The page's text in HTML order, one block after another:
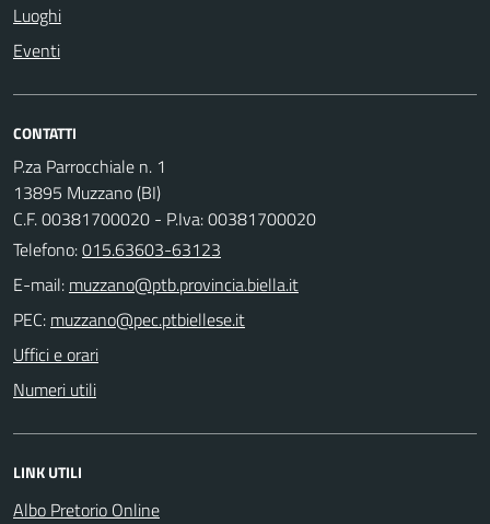
Luoghi
Eventi
CONTATTI
P.za Parrocchiale n. 1
13895 Muzzano (BI)
C.F. 00381700020 - P.Iva: 00381700020
Telefono:015.63603-63123
E-mail:
PEC:
Uffici e orari
Numeri utili
LINK UTILI
Albo Pretorio Online